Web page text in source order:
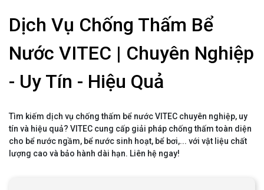
Dịch Vụ Chống Thấm Bể
Nước VITEC | Chuyên Nghiệp
- Uy Tín - Hiệu Quả
Tìm kiếm dịch vụ chống thấm bể nước VITEC chuyên nghiệp, uy
tín và hiệu quả? VITEC cung cấp giải pháp chống thấm toàn diện
cho bể nước ngầm, bể nước sinh hoạt, bể bơi,... với vật liệu chất
lượng cao và bảo hành dài hạn. Liên hệ ngay!